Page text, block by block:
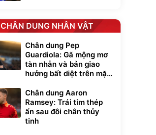
CHÂN DUNG NHÂN VẬT
Chân dung Pep
Guardiola: Gã mộng mơ
tàn nhẫn và bản giao
hưởng bất diệt trên mặt
Chân dung Aaron
Ramsey: Trái tim thép
ẩn sau đôi chân thủy
tinh